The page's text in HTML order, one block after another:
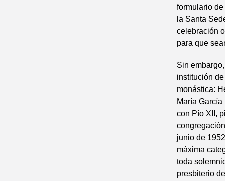
formulario
la Santa
celebración
para que
Sin
institución
monástica:
María
con Pío XII,
junio de
máxima
toda
presbiterio